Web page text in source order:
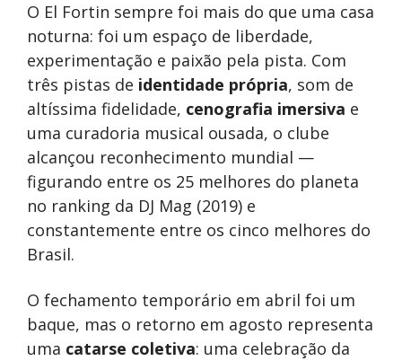
O El Fortin sempre foi mais do que uma casa
noturna: foi um espaço de liberdade,
experimentação e paixão pela pista. Com
três pistas de identidade própria, som de
altíssima fidelidade, cenografia imersiva e
uma curadoria musical ousada, o clube
alcançou reconhecimento mundial —
figurando entre os 25 melhores do planeta
no ranking da DJ Mag (2019) e
constantemente entre os cinco melhores do
Brasil.
O fechamento temporário em abril foi um
baque, mas o retorno em agosto representa
uma catarse coletiva: uma celebração da